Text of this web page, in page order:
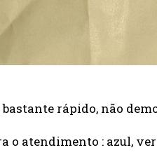
rápido, não
o atendimento : azul,